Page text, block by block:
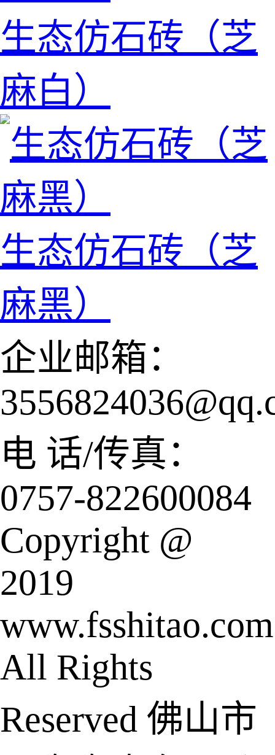
生态仿石砖（芝
麻白）
生态仿石砖（芝
麻黑）
企业邮箱：
电 话/传真：
0757-822600084
Copyright @
2019
www.fsshitao.com
All Rights
Reserved 佛山市